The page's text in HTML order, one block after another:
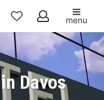
Mijn
favorieten
menu
Davos